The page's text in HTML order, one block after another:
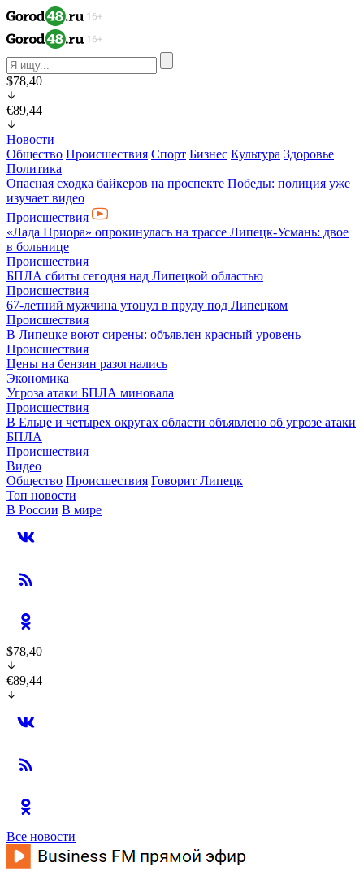
$78,40
€89,44
Новости
Общество Происшествия Спорт Бизнес Культура Здоровье
Политика
Опасная сходка байкеров на проспекте Победы: полиция уже
изучает видео
Происшествия
«Лада Приора» опрокинулась на трассе Липецк-Усмань: двое
в больнице
Происшествия
БПЛА сбиты сегодня над Липецкой областью
Происшествия
67-летний мужчина утонул в пруду под Липецком
Происшествия
В Липецке воют сирены: объявлен красный уровень
Происшествия
Цены на бензин разогнались
Экономика
Угроза атаки БПЛА миновала
Происшествия
В Ельце и четырех округах области объявлено об угрозе атаки
БПЛА
Происшествия
Видео
Общество Происшествия Говорит Липецк
Топ новости
В России В мире
$78,40
€89,44
Все новости